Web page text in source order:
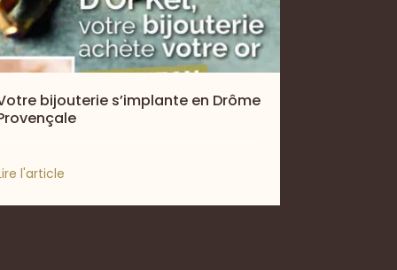
bijouterie s’implante en Drôme
l'article